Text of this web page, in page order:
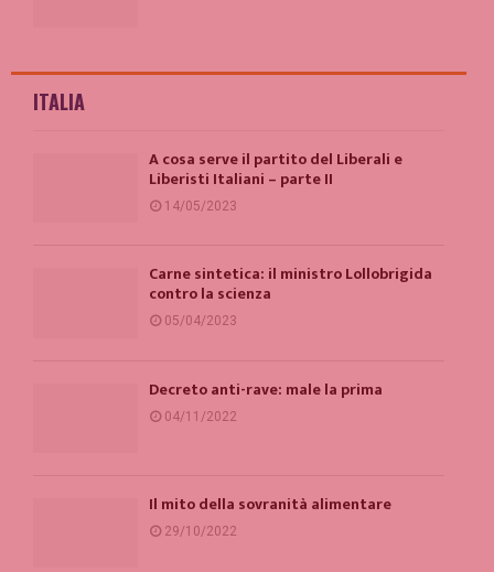
ITALIA
A cosa serve il partito del Liberali e
Liberisti Italiani – parte II
14/05/2023
Carne sintetica: il ministro Lollobrigida
contro la scienza
05/04/2023
Decreto anti-rave: male la prima
04/11/2022
Il mito della sovranità alimentare
29/10/2022